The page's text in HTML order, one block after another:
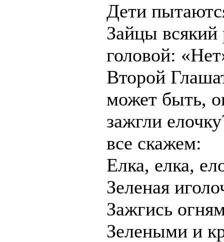
Дети
Зайцы всякий
головой:
Второй
может быть,
зажгли
все скажем:
Елка, елка,
Зеленая
Зажгись
Зелеными и